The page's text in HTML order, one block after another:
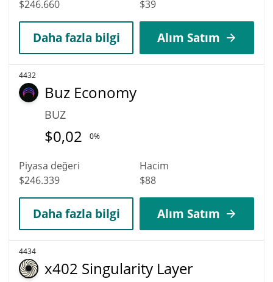
$246.660 $39
Daha fazla bilgi Alım Satım
4432
Buz Economy
BUZ
$0,02 0%
Piyasa değeri
$246.339
Hacim
$88
Daha fazla bilgi Alım Satım
4434
x402 Singularity Layer